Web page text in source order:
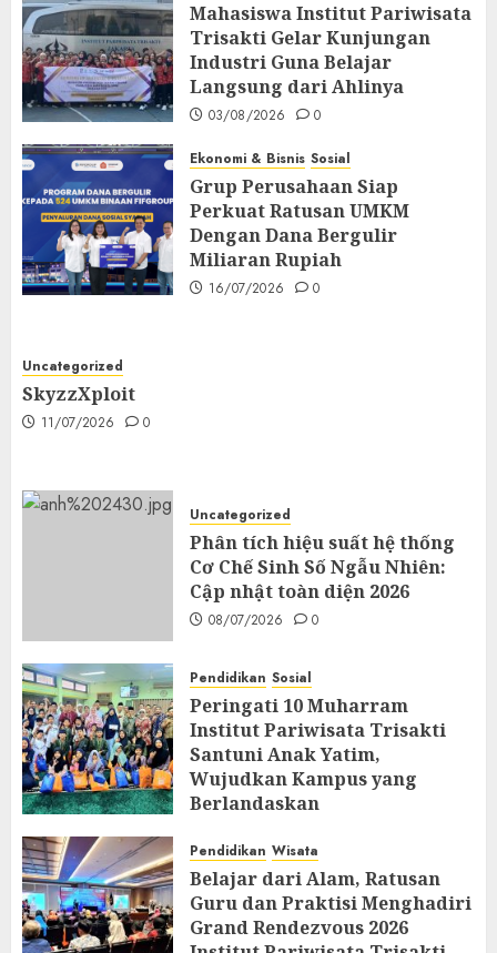
Mahasiswa Institut Pariwisata
Trisakti Gelar Kunjungan
Industri Guna Belajar
Langsung dari Ahlinya
03/08/2026 0
Ekonomi & Bisnis Sosial
Grup Perusahaan Siap
Perkuat Ratusan UMKM
Dengan Dana Bergulir
Miliaran Rupiah
16/07/2026 0
Uncategorized
SkyzzXploit
11/07/2026 0
Uncategorized
Phân tích hiệu suất hệ thống
Cơ Chế Sinh Số Ngẫu Nhiên:
Cập nhật toàn diện 2026
08/07/2026 0
Pendidikan Sosial
Peringati 10 Muharram
Institut Pariwisata Trisakti
Santuni Anak Yatim,
Wujudkan Kampus yang
Berlandaskan
Spiritualitas
26/06/2026 0
Pendidikan Wisata
Belajar dari Alam, Ratusan
Guru dan Praktisi Menghadiri
Grand Rendezvous 2026